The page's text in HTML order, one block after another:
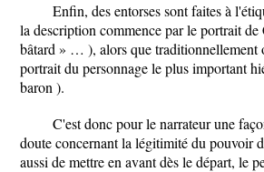
Enfin, des entorses sont faites à
la description commence par le portrait
bâtard » … ), alors que traditionnellement
portrait du personnage le plus important
baron ).
C'est donc pour le narrateur une
doute concernant la légitimité du pouvoir
aussi de mettre en avant dès le départ, le